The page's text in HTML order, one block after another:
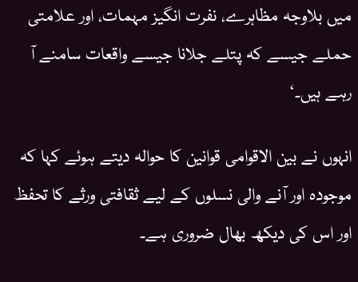
میں بلاوجہ مظاہرے، نفرت انگیز مہمات، اور علامتی
حملے جیسے کہ پتلے جلانا جیسے واقعات سامنے آ
رہے ہیں۔‘
انہوں نے بین الاقوامی قوانین کا حوالہ دیتے ہوئے کہا کہ
موجودہ اور آنے والی نسلوں کے لیے ثقافتی ورثے کا تحفظ
اور اس کی دیکھ بھال ضروری ہے۔